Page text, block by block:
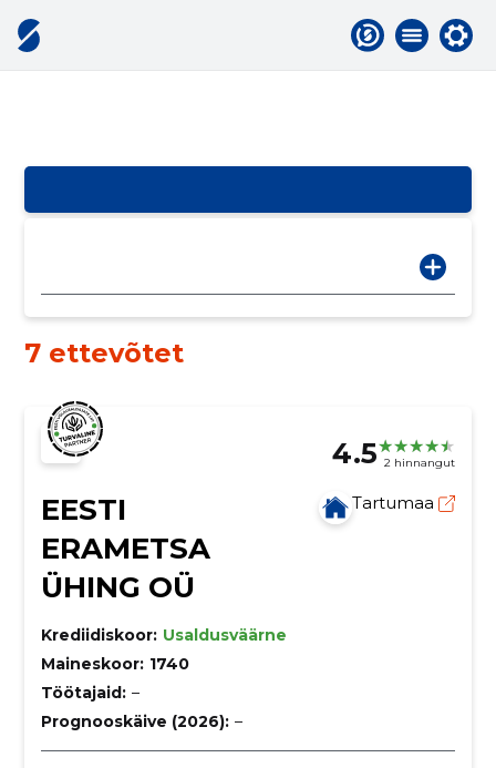
7 ettevõtet
4.5 2 hinnangut
EESTI
ERAMETSA
ÜHING OÜ
Tartumaa
Krediidiskoor: Usaldusväärne
Maineskoor: 1740
Töötajaid: –
Prognooskäive (2026): –